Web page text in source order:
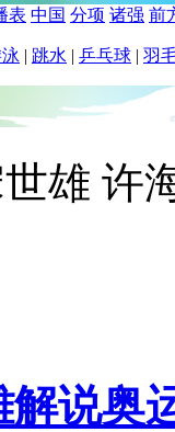
表 中国 分项 诸强 前
| 跳水 | 乒乓球 | 羽
雄 许
说奥